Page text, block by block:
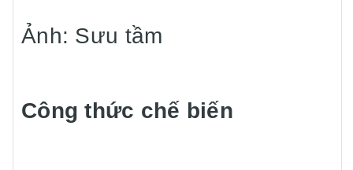
Ảnh: Sưu tầm
Công thức chế biến